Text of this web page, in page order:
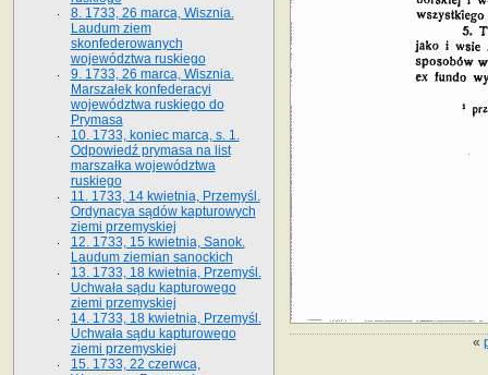
«
8. 1733, 26 marca, Wisznia.
Laudum ziem
skonfederowanych
województwa ruskiego
9. 1733, 26 marca, Wisznia.
Marszałek konfederacyi
województwa ruskiego do
Prymasa
10. 1733, koniec marca, s. 1.
Odpowiedź prymasa na list
marszałka województwa
ruskiego
11. 1733, 14 kwietnia, Przemyśl.
Ordynacya sądów kapturowych
ziemi przemyskiej
12. 1733, 15 kwietnia, Sanok.
Laudum ziemian sanockich
13. 1733, 18 kwietnia, Przemyśl.
Uchwała sądu kapturowego
ziemi przemyskiej
14. 1733, 18 kwietnia, Przemyśl.
Uchwała sądu kapturowego
ziemi przemyskiej
15. 1733, 22 czerwca,